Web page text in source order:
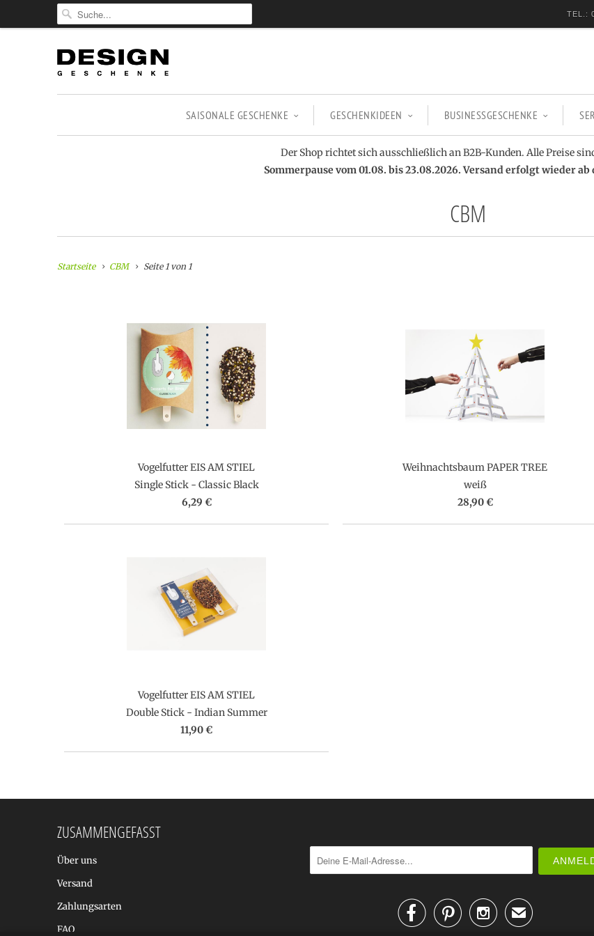
TEL.:
SAISONALE GESCHENKE GESCHENKIDEEN BUSINESSGESCHENKE
Der Shop richtet sich ausschließlich an B2B-Kunden. Alle Preise
Sommerpause vom 01.08. bis 23.08.2026. Versand erfolgt wieder ab
CBM
Startseite CBM Seite 1 von 1
Vogelfutter EIS AM STIEL
Single Stick - Classic Black
6,29 €
Weihnachtsbaum PAPER TREE
weiß
28,90 €
Vogelfutter EIS AM STIEL
Double Stick - Indian Summer
11,90 €
ZUSAMMENGEFASST
Über uns
Versand
Zahlungsarten
FAQ
✉